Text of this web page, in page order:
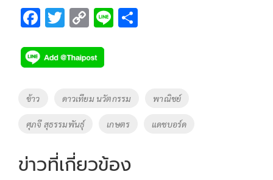
F
e
b
o
k
T
tt
er
C
p
y
Li
Li
Tags
ข้าว ดาวเทียม นวัตกรรม พาณิชย์
ศุภจี สุธรรมพันธุ์ เกษตร แดชบอร์ด
ข่าวที่เกี่ยวข้อง